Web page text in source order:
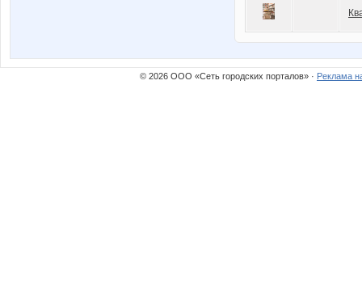
© 2026 ООО «Сеть городских порталов» · Реклама